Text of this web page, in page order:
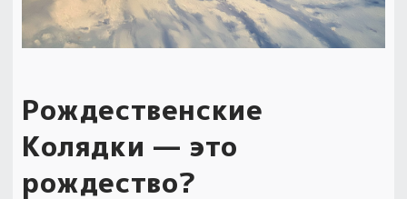
Рождественские
Колядки — это
рождество?